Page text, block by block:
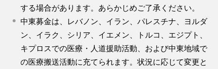
する場合があります。あらかじめご了承ください。
中東募金は、レバノン、イラン、パレスチナ、ヨルダ
ン、イラク、シリア、イエメン、トルコ、エジプト、
キプロスでの医療・人道援助活動、および中東地域で
の医療搬送活動に充てられます。状況に応じて変更と